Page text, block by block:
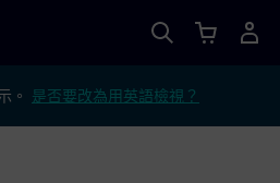
。 是否要改為用英語檢視？